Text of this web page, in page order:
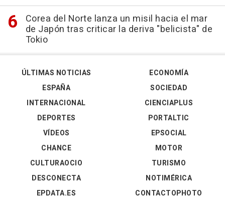
Corea del Norte lanza un misil hacia el mar
de Japón tras criticar la deriva "belicista" de
Tokio
ÚLTIMAS NOTICIAS
ESPAÑA
INTERNACIONAL
DEPORTES
VÍDEOS
ECONOMÍA
SOCIEDAD
CIENCIAPLUS
PORTALTIC
EPSOCIAL
CHANCE
CULTURAOCIO
DESCONECTA
EPDATA.ES
MOTOR
TURISMO
NOTIMÉRICA
CONTACTOPHOTO